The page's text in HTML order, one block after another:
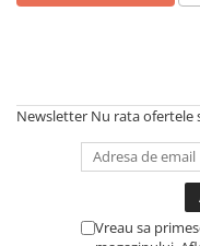
Newsletter Nu rata ofertele
Vreau sa